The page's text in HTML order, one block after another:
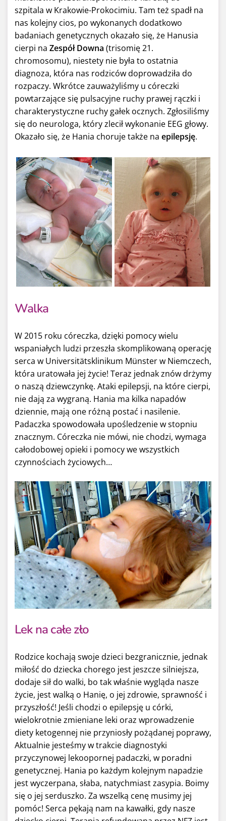
szpitala w Krakowie-Prokocimiu. Tam też spadł na
nas kolejny cios, po wykonanych dodatkowo
badaniach genetycznych okazało się, że Hanusia
cierpi na Zespół Downa (trisomię 21.
chromosomu), niestety nie była to ostatnia
diagnoza, która nas rodziców doprowadziła do
rozpaczy. Wkrótce zauważyliśmy u córeczki
powtarzające się pulsacyjne ruchy prawej rączki i
charakterystyczne ruchy gałek ocznych. Zgłosiliśmy
się do neurologa, który zlecił wykonanie EEG głowy.
Okazało się, że Hania choruje także na epilepsję.
Walka
W 2015 roku córeczka, dzięki pomocy wielu
wspaniałych ludzi przeszła skomplikowaną operację
serca w Universitätsklinikum Münster w Niemczech,
która uratowała jej życie! Teraz jednak znów drżymy
o naszą dziewczynkę. Ataki epilepsji, na które cierpi,
nie dają za wygraną. Hania ma kilka napadów
dziennie, mają one różną postać i nasilenie.
Padaczka spowodowała upośledzenie w stopniu
znacznym. Córeczka nie mówi, nie chodzi, wymaga
całodobowej opieki i pomocy we wszystkich
czynnościach życiowych…
Lek na całe zło
Rodzice kochają swoje dzieci bezgranicznie, jednak
miłość do dziecka chorego jest jeszcze silniejsza,
dodaje sił do walki, bo tak właśnie wygląda nasze
życie, jest walką o Hanię, o jej zdrowie, sprawność i
przyszłość! Jeśli chodzi o epilepsję u córki,
wielokrotnie zmieniane leki oraz wprowadzenie
diety ketogennej nie przyniosły pożądanej poprawy,
Aktualnie jesteśmy w trakcie diagnostyki
przyczynowej lekoopornej padaczki, w poradni
genetycznej. Hania po każdym kolejnym napadzie
jest wyczerpana, słaba, natychmiast zasypia. Boimy
się o jej serduszko. Za wszelką cenę musimy jej
pomóc! Serca pękają nam na kawałki, gdy nasze